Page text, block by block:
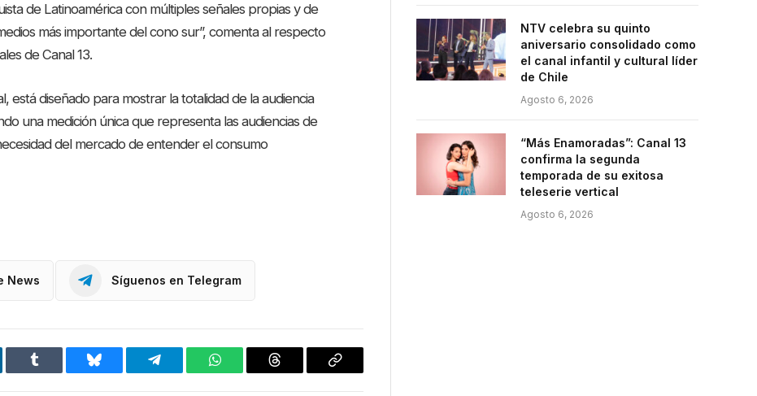
de Latinoamérica con múltiples señales propias y de
más importante del cono sur”, comenta al respecto
de Canal 13.
está diseñado para mostrar la totalidad de la audiencia
una medición única que representa las audiencias de
del mercado de entender el consumo
News Síguenos en Telegram
Tumblr Bluesky Telegram WhatsAppThreads
Copiar
NTV celebra su quinto
aniversario consolidado como
el canal infantil y cultural líder
de Chile
Agosto 6, 2026
“Más Enamoradas”: Canal 13
confirma la segunda
temporada de su exitosa
teleserie vertical
Agosto 6, 2026